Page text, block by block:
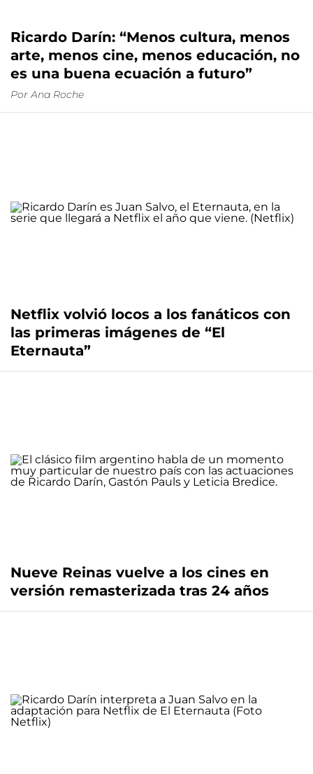
Ricardo Darín: “Menos cultura, menos
arte, menos cine, menos educación, no
es una buena ecuación a futuro”
Por Ana Roche
Netflix volvió locos a los fanáticos con
las primeras imágenes de “El
Eternauta”
Nueve Reinas vuelve a los cines en
versión remasterizada tras 24 años